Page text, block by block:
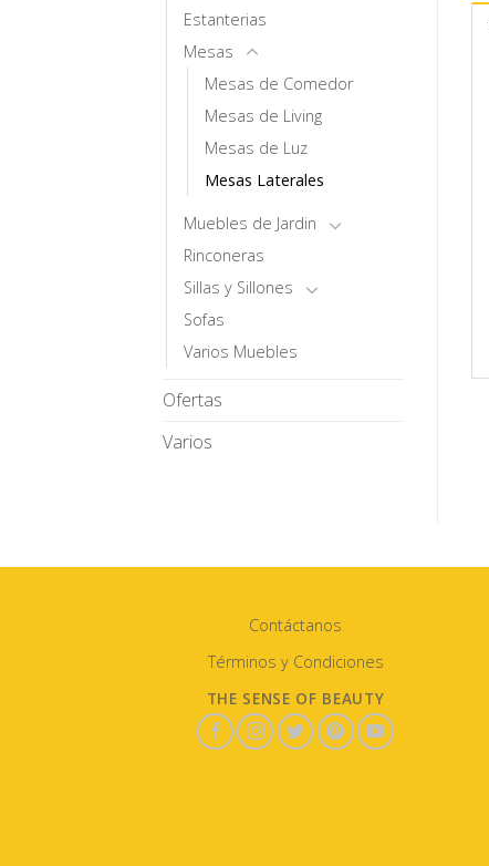
Estanterias
Mesas
Mesas de Comedor
Mesas de Living
Mesas de Luz
Mesas Laterales
Muebles de Jardin
Rinconeras
Sillas y Sillones
Sofas
Varios Muebles
Ofertas
Varios
Contáctanos
Términos y Condiciones
THE SENSE OF BEAUTY